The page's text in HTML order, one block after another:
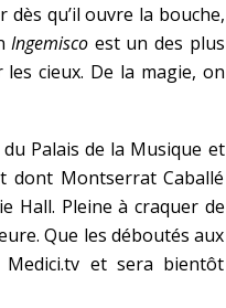
qu’il ouvre la bouche,
Ingemisco est un des plus
cieux. De la magie, on
Palais de la Musique et
dont Montserrat Caballé
Hall. Pleine à craquer de
Que les déboutés aux
et sera bientôt